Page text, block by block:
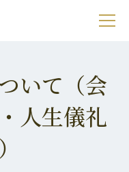
いて（会
人生儀礼